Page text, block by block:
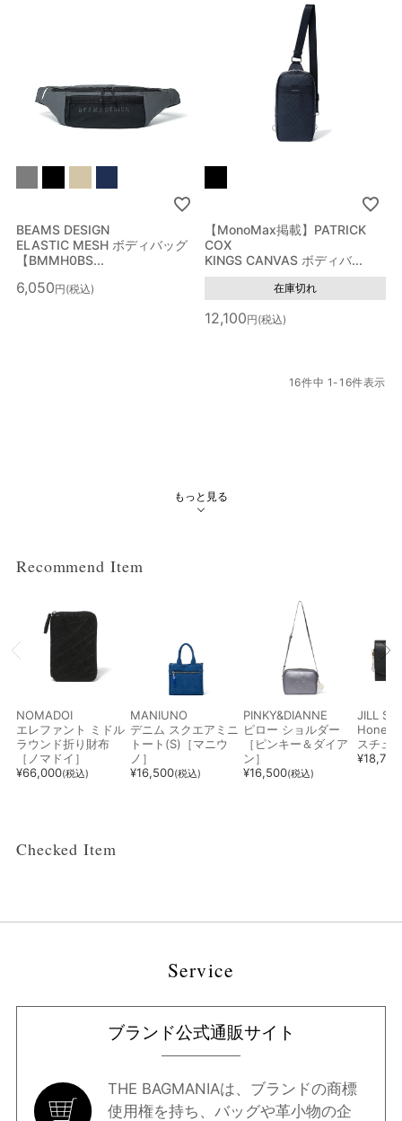
ブラック系
ブラウン系 ブルー系
ゴールド系 シルバー系 その他
BEAMS DESIGN
ELASTIC MESH ボディバッグ
【BMMH0BS...
6,050 税込
【MonoMax掲載】PATRICK
COX
KINGS CANVAS ボディバ...
12,100 税込
在庫切れ
16件中 1 -16件表示
もっと見る
Recommend Item
NOMADOI
エレファント ミドル
ラウンド折り財布
［ノマドイ］
¥66,000(税込)
MANIUNO
デニム スクエアミニ
トート(S)［マニウ
ノ］
¥16,500(税込)
PINKY&DIANNE
ピロー ショルダー
［ピンキー＆ダイア
ン］
¥16,500(税込)
JILL
Honey
スチュ
¥18,700
Checked Item
Service
ブランド公式通販サイト
THE BAGMANIAは、ブランドの商標
使用権を持ち、バッグや革小物の企